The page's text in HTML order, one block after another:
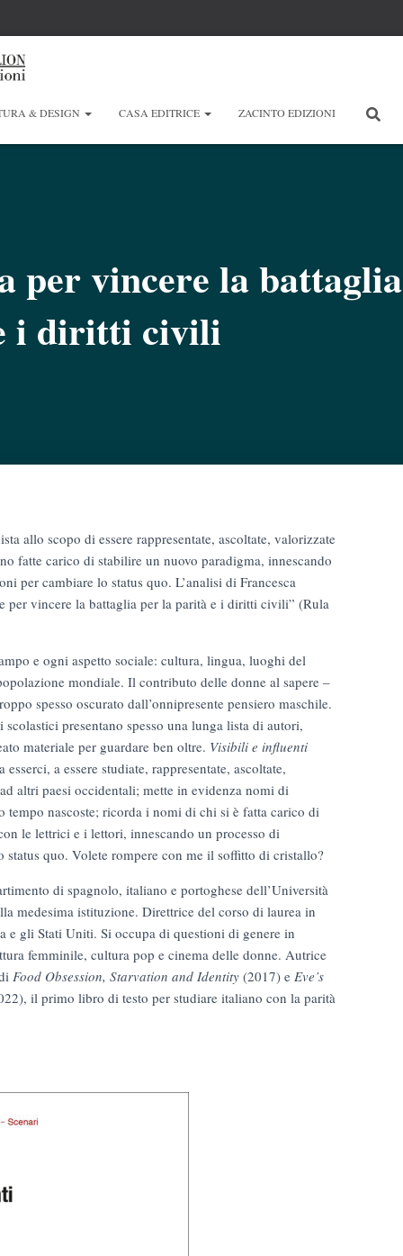
& DESIGN CASA EDITRICE ZACINTO EDIZIONI
per vincere la battaglia
i diritti civili
allo scopo di essere rappresentate, ascoltate, valorizzate
fatte carico di stabilire un nuovo paradigma, innescando
per cambiare lo status quo. L’analisi di Francesca
per vincere la battaglia per la parità e i diritti civili” (Rula
e ogni aspetto sociale: cultura, lingua, luoghi del
mondiale. Il contributo delle donne al sapere –
spesso oscurato dall’onnipresente pensiero maschile.
presentano spesso una lunga lista di autori,
materiale per guardare ben oltre. Visibili e influenti
a essere studiate, rappresentate, ascoltate,
altri paesi occidentali; mette in evidenza nomi di
tempo nascoste; ricorda i nomi di chi si è fatta carico di
le lettrici e i lettori, innescando un processo di
quo. Volete rompere con me il soffitto di cristallo?
di spagnolo, italiano e portoghese dell’Università
medesima istituzione. Direttrice del corso di laurea in
e gli Stati Uniti. Si occupa di questioni di genere in
femminile, cultura pop e cinema delle donne. Autrice
Food Obsession, Starvation and Identity (2017) e Eve’s
il primo libro di testo per studiare italiano con la parità